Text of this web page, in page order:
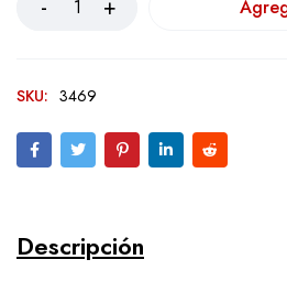
SKU: 3469
Descripción